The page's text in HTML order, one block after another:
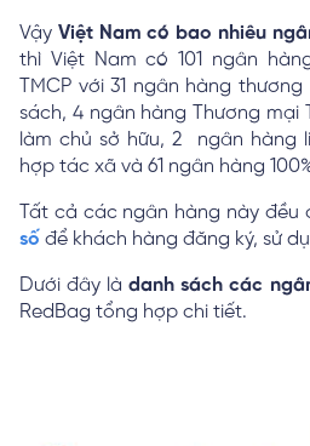
Vậy Việt Nam có bao nhiêu
thì Việt Nam có 101 ngân
TMCP với 31 ngân hàng
sách, 4 ngân hàng Thương mại
làm chủ sở hữu, 2 ngân hàng
hợp tác xã và 61 ngân hàng
Tất cả các ngân hàng này đều
số để khách hàng đăng ký, sử
Dưới đây làdanh sách các
RedBag tổng hợp chi tiết.